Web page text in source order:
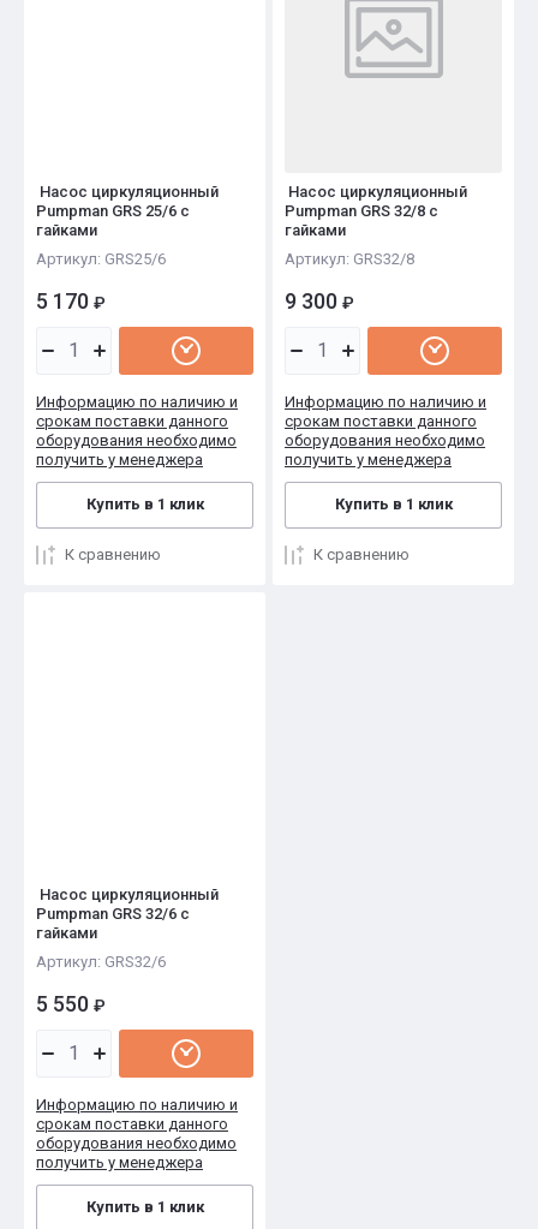
Насос циркуляционный
Pumpman GRS 25/6 с
гайками
Артикул: GRS25/6
5 170 ₽
Информацию по наличию и
срокам поставки данного
оборудования необходимо
получить у менеджера
Купить в 1 клик
К сравнению
Насос циркуляционный
Pumpman GRS 32/8 с
гайками
Артикул: GRS32/8
9 300 ₽
Информацию по наличию и
срокам поставки данного
оборудования необходимо
получить у менеджера
Купить в 1 клик
К сравнению
Насос циркуляционный
Pumpman GRS 32/6 с
гайками
Артикул: GRS32/6
5 550 ₽
Информацию по наличию и
срокам поставки данного
оборудования необходимо
получить у менеджера
Купить в 1 клик